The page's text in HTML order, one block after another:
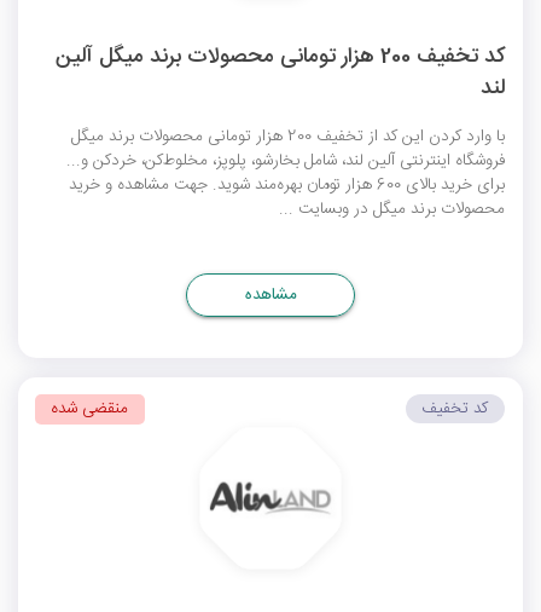
کد تخفیف 200 هزار تومانی محصولات برند میگل آلین
لند
با وارد کردن این کد از تخفیف 200 هزار تومانی محصولات برند میگل
فروشگاه اینترنتی آلین لند، شامل بخارشو، پلوپز، مخلوط‌کن، خردکن و...
برای خرید بالای 600 هزار تومان بهره‌مند شوید. جهت مشاهده و خرید
محصولات برند میگل در وبسایت ...
مشاهده
کد تخفیف منقضی شده